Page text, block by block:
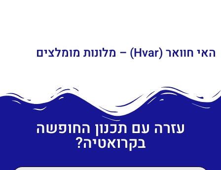
האי חוואר (Hvar) – מלונות מומלצים
עזרה עם תכנון החופשה
בקרואטיה?